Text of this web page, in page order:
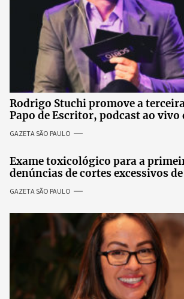
Rodrigo Stuchi promove a
Papo de Escritor, podcast ao vivo
especialistas para discutir saúde
prosperidade.
GAZETA SÃO PAULO
Exame toxicológico para a
denúncias de cortes excessivos
revolta entre candidatas
GAZETA SÃO PAULO